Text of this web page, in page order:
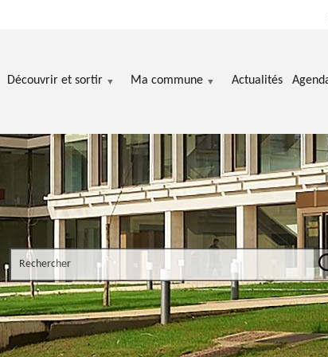
Découvrir et sortir Ma commune Actualités
Search the site